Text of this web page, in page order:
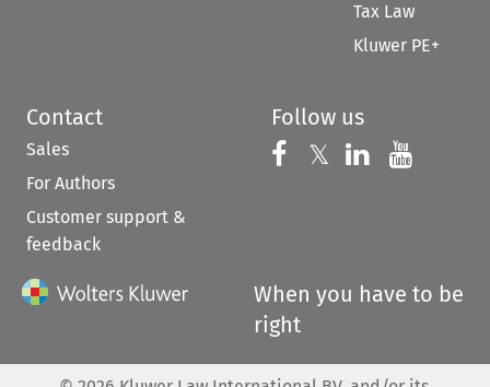
Tax Law
Kluwer PE+
Contact
Sales
For Authors
Customer support &
feedback
Follow us
Follow us on
𝕏 Follow us on
Follow us
When you have to be
right